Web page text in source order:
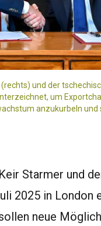
und der
um
anzukurbeln und
Starmer und
2025 in London
neue